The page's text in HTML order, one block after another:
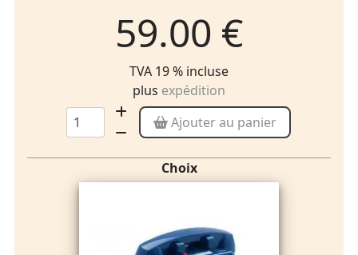
59.00 €
TVA 19 % incluse
plus expédition
Ajouter au panier
Choix